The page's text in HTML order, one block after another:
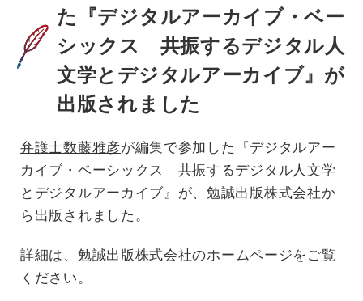
た『デジタルアーカイブ・ベー
シックス 共振するデジタル人
文学とデジタルアーカイブ』が
出版されました
弁護士数藤雅彦が編集で参加した『デジタルアー
カイブ・ベーシックス 共振するデジタル人文学
とデジタルアーカイブ』が、勉誠出版株式会社か
ら出版されました。
詳細は、 勉誠出版株式会社のホームページをご覧
ください。